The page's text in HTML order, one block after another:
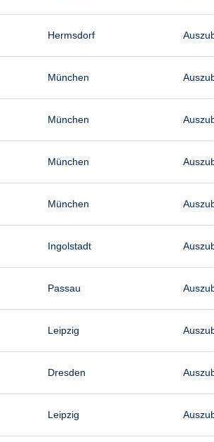
Hermsdorf
München
München
München
München
Ingolstadt
Passau
Leipzig
Dresden
Leipzig